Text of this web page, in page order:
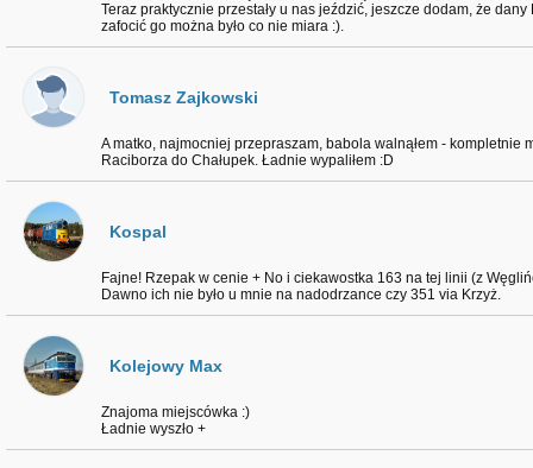
Teraz praktycznie przestały u nas jeździć, jeszcze dodam, że
zafocić go można było co nie miara :).
Tomasz Zajkowski
A matko, najmocniej przepraszam, babola walnąłem - kompletnie
Raciborza do Chałupek. Ładnie wypaliłem :D
Kospal
Fajne! Rzepak w cenie + No i ciekawostka 163 na tej linii (z
Dawno ich nie było u mnie na nadodrzance czy 351 via Krzyż.
Kolejowy Max
Znajoma miejscówka :)
Ładnie wyszło +